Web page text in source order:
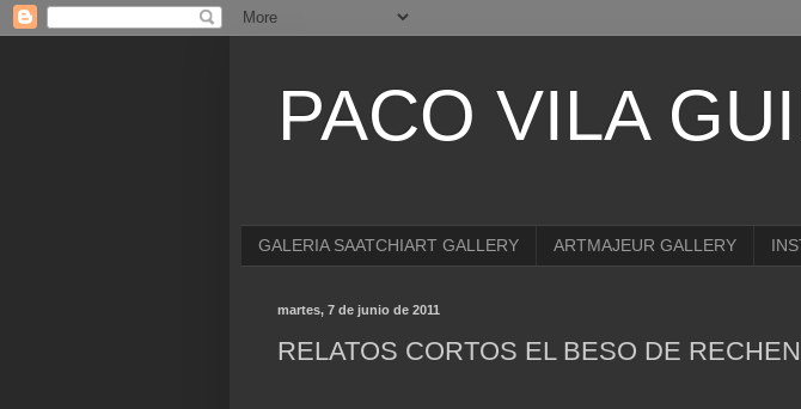
PACO VILA
GALERIA SAATCHIART GALLERY ARTMAJEUR GALLERY
martes, 7 de junio de 2011
RELATOS CORTOS EL BESO DE